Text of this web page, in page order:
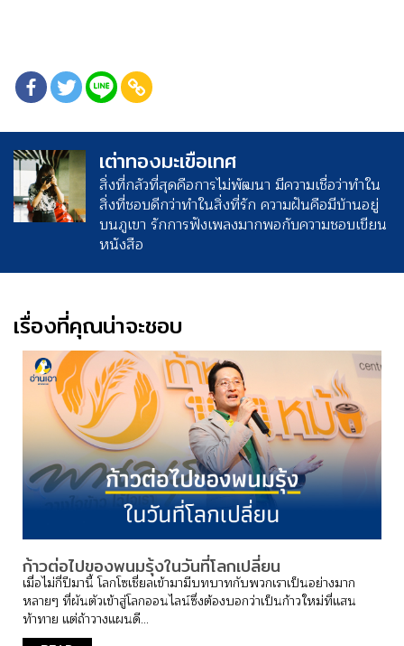
เต่าทองมะเขือเทศ
สิ่งที่กลัวที่สุดคือการไม่พัฒนา มีความเชื่อว่าทำใน
สิ่งที่ชอบดีกว่าทำในสิ่งที่รัก ความฝันคือมีบ้านอยู่
บนภูเขา รักการฟังเพลงมากพอกับความชอบเขียน
หนังสือ
เรื่องที่คุณน่าจะชอบ
ก้าวต่อไปของพนมรุ้งในวันที่โลกเปลี่ยน
เมื่อไม่กี่ปีมานี้ โลกโซเชี่ยลเข้ามามีบทบาทกับพวกเราเป็นอย่างมาก
หลายๆ ที่ผันตัวเข้าสู่โลกออนไลน์ซึ่งต้องบอกว่าเป็นก้าวใหม่ที่แสน
ท้าทาย แต่ถ้าวางแผนดี...